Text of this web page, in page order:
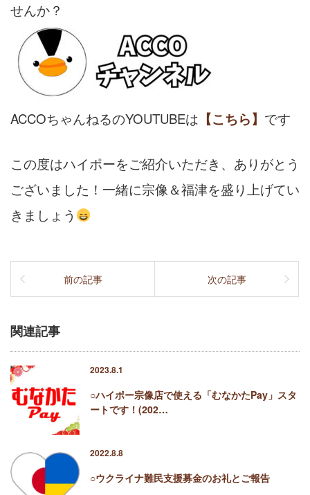
せんか？
ACCOちゃんねるのYOUTUBEは 【こちら】 です
この度はハイポーをご紹介いただき、ありがとう
ございました！一緒に宗像＆福津を盛り上げてい
きましょう
前の記事 次の記事
関連記事
2023.8.1
○ハイポー宗像店で使える「むなかたPay」スタ
ートです！(202…
2022.8.8
○ウクライナ難民支援募金のお礼とご報告